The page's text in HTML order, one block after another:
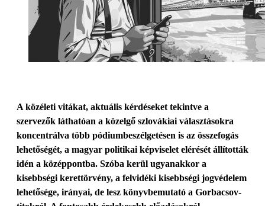
A közéleti vitákat, aktuális kérdéseket tekintve a
szervezők láthatóan a közelgő szlovákiai választásokra
koncentrálva több pódiumbeszélgetésen is az összefogás
lehetőségét, a magyar politikai képviselet elérését állították
idén a középpontba. Szóba kerül ugyanakkor a
kisebbségi kerettörvény, a felvidéki kisebbségi jogvédelem
lehetősége, irányai, de lesz könyvbemutató a Gorbacsov-